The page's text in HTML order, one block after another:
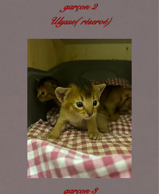
garçon 2
Ulysse( réservé)
garçon 3